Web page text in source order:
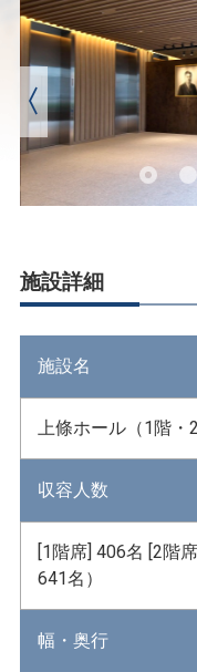

施設詳細
施設名
上條ホール（1階・2
収容人数
[1階席] 406名 [2階
641名）
幅・奥行